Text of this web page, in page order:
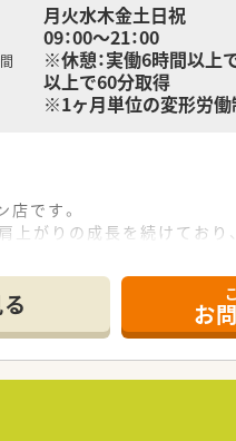
月火水木金土日祝
09：00～21：00
※休憩：実働6時間以上
以上で60分取得
※1ヶ月単位の変形労働
です。
がりの成長を続けており
取得状況を管理・取得を徹
・日用雑貨などを社員価格
サポートしている企業の
として、厚生労働省認定
お